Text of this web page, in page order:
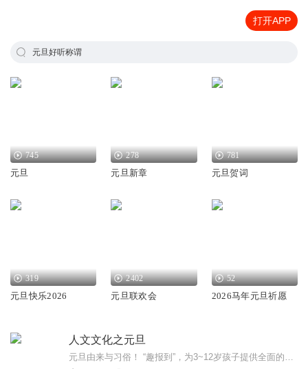
打开APP
元旦好听称谓
745
元旦
278
元旦新章
781
元旦贺词
319
元旦快乐2026
2402
元旦联欢会
52
2026马年元旦祈愿
人文文化之元旦